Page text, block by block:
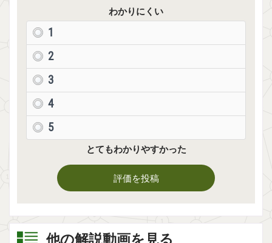
わかりにくい
1
2
3
4
5
とてもわかりやすかった
評価を投稿
他の解説動画を見る